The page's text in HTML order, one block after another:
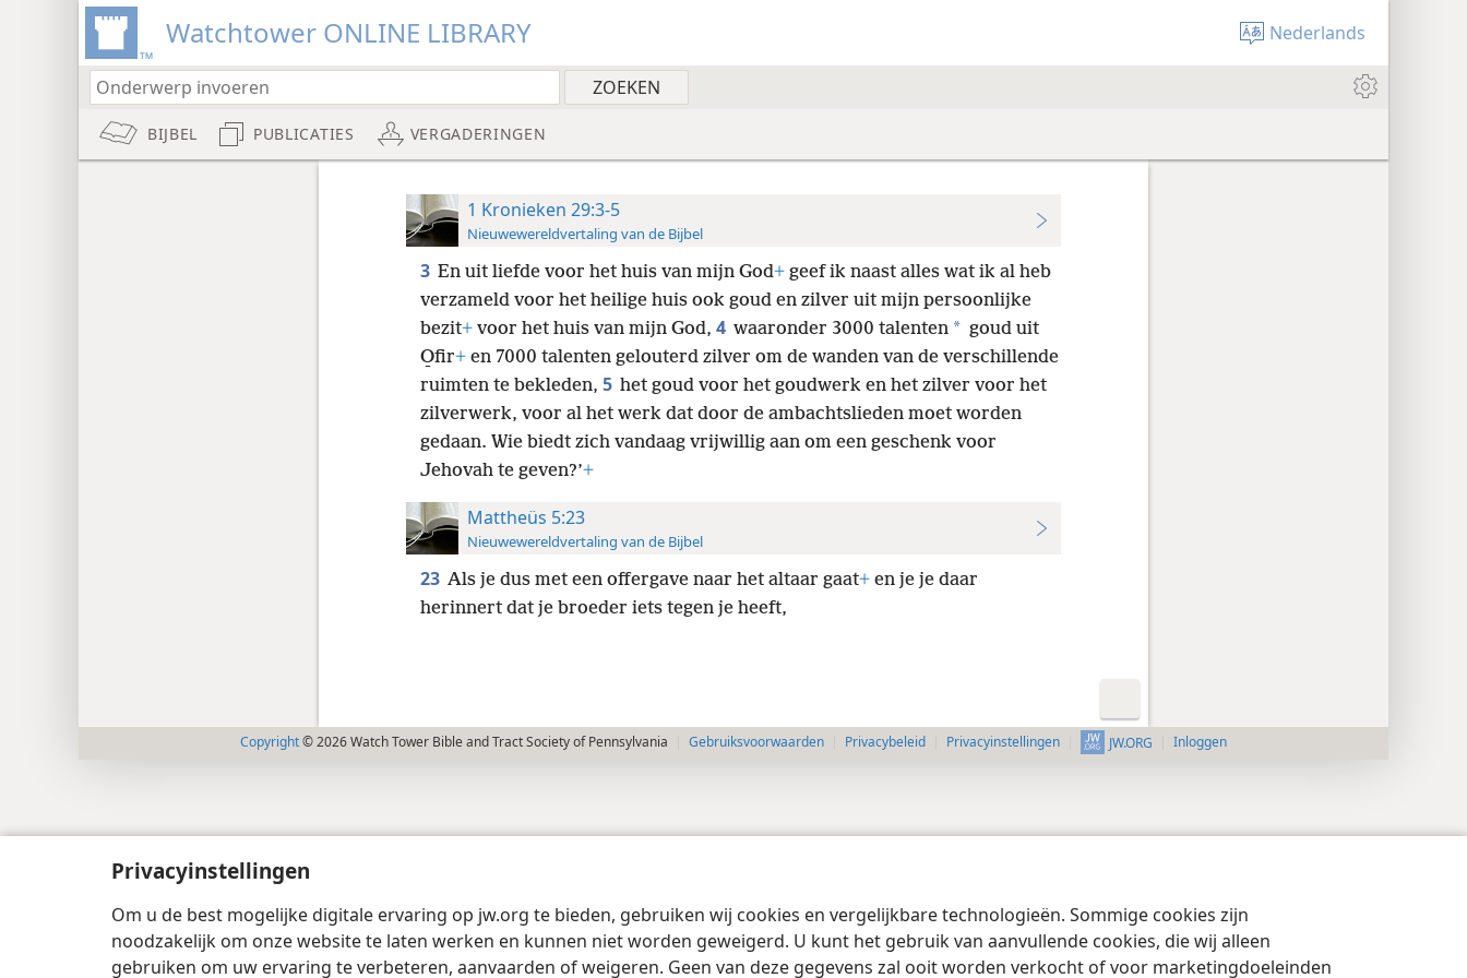
Privacyinstellingen
Om u de best mogelijke digitale ervaring op jw.org te bieden, gebruiken wij cookies en vergelijkbare technologieën. Sommige cookies zijn
noodzakelijk om onze website te laten werken en kunnen niet worden geweigerd. U kunt het gebruik van aanvullende cookies, die wij alleen
gebruiken om uw ervaring te verbeteren, aanvaarden of weigeren. Geen van deze gegevens zal ooit worden verkocht of voor marketingdoeleinden
Watchtower ONLINE LIBRARY Nederlands
BIJBEL PUBLICATIES VERGADERINGEN
1 Kronieken 29:3-5
Nieuwewereldvertaling van de Bijbel
3 En uit liefde voor het huis van mijn God+geef ik naast alles wat ik al heb
verzameld voor het heilige huis ook goud en zilver uit mijn persoonlijke
bezit+voor het huis van mijn God, 4 waaronder 3000 talenten * goud uit
O̱fir+en 7000 talenten gelouterd zilver om de wanden van de verschillende
ruimten te bekleden, 5 het goud voor het goudwerk en het zilver voor het
zilverwerk, voor al het werk dat door de ambachtslieden moet worden
gedaan. Wie biedt zich vandaag vrijwillig aan om een geschenk voor
Jehovah te geven?’+
Mattheüs 5:23
Nieuwewereldvertaling van de Bijbel
23 Als je dus met een offergave naar het altaar gaat+en je je daar
herinnert dat je broeder iets tegen je heeft,
Copyright© 2026 Watch Tower Bible and Tract Society of Pennsylvania Gebruiksvoorwaarden Privacybeleid Privacyinstellingen JW.ORG Inloggen